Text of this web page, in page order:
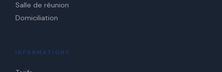
Salle de réunion
Domiciliation
INFORMATIONS